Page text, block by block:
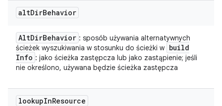
altDirBehavior
AltDirBehavior : sposób używania alternatywnych
ścieżek wyszukiwania w stosunku do ścieżki w build
Info : jako ścieżka zastępcza lub jako zastąpienie; jeśli
nie określono, używana będzie ścieżka zastępcza
lookupInResource